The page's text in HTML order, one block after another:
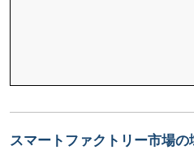
スマートファクトリー市場の